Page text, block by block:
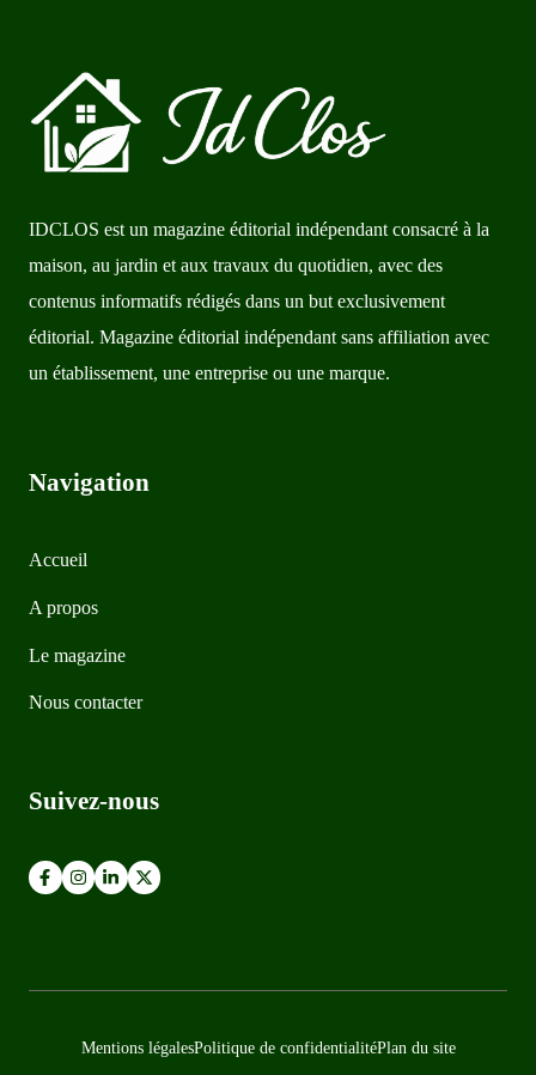
IDCLOS est un magazine éditorial indépendant consacré à la
maison, au jardin et aux travaux du quotidien, avec des
contenus informatifs rédigés dans un but exclusivement
éditorial. Magazine éditorial indépendant sans affiliation avec
un établissement, une entreprise ou une marque.
Navigation
Accueil
A propos
Le magazine
Nous contacter
Suivez-nous
Mentions légalesPolitique de confidentialitéPlan du site